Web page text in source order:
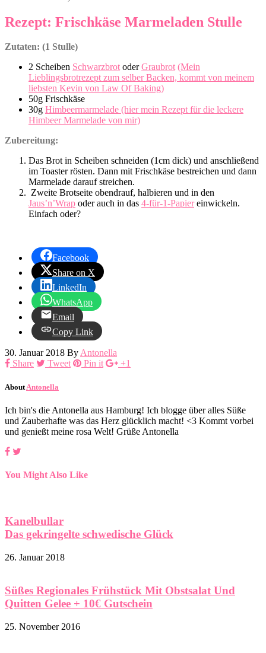
Rezept: Frischkäse Marmeladen Stulle
Zutaten: (1 Stulle)
2 Scheiben SchwarzbrotoderGraubrot (Mein
Lieblingsbrotrezept zum selber Backen, kommt von meinem
liebsten Kevin von Law Of Baking)
50g Frischkäse
30g Himbeermarmelade (hier mein Rezept für die leckere
Himbeer Marmelade von mir)
Zubereitung:
Das Brot in Scheiben schneiden (1cm dick) und anschließend
im Toaster rösten. Dann mit Frischkäse bestreichen und dann
Marmelade darauf streichen.
Zweite Brotseite obendrauf, halbieren und in den
Jaus’n’Wrap oder auch in das 4-für-1-Papiereinwickeln.
Einfach oder?
Facebook
Share on X
LinkedIn
WhatsApp
Email
Copy Link
30. Januar 2018 ByAntonella
Share
Tweet Pin it +1
About Antonella
Ich bin's die Antonella aus Hamburg! Ich blogge über alles Süße
und Zauberhafte was das Herz glücklich macht! <3 Kommt vorbei
und genießt meine rosa Welt! Grüße Antonella
You Might Also Like
Kanelbullar
Das gekringelte schwedische Glück
26. Januar 2018
Süßes Regionales Frühstück Mit Obstsalat Und
Quitten Gelee + 10€ Gutschein
25. November 2016